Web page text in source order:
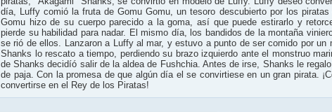
día, Luffy comió la fruta de Gomu Gomu, un tesoro descubierto por los
Gomu hizo de su cuerpo parecido a la goma, así que puede estirarlo y
pierde su habilidad para nadar. El mismo día, los bandidos de la montaña
se rió de ellos. Lanzaron a Luffy al mar, y estuvo a punto de ser comido por un
Shanks lo rescato a tiempo, perdiendo su brazo izquierdo ante el monstruo
de Shanks decidíó salir de la aldea de Fushchia. Antes de irse, Shanks le
de paja. Con la promesa de que algún día el se convirtiese en un gran pirata.
convertirse en el Rey de los Piratas!